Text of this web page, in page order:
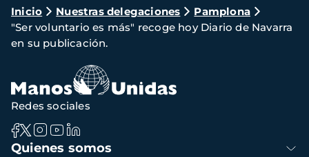
Ruta
de
navegación
Inicio Nuestras delegaciones
Pamplona
"Ser voluntario es más" recoge hoy Diario de Navarra
en su publicación.
Navegación
Quienes somos
Redes sociales